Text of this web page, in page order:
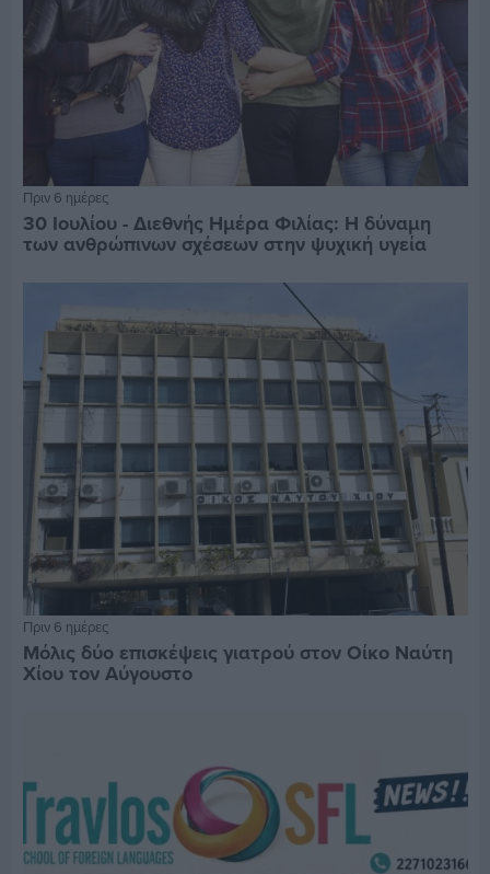
Πριν 6 ημέρες
30 Ιουλίου - Διεθνής Ημέρα Φιλίας: Η δύναμη
των ανθρώπινων σχέσεων στην ψυχική υγεία
Πριν 6 ημέρες
Μόλις δύο επισκέψεις γιατρού στον Οίκο Ναύτη
Χίου τον Αύγουστο